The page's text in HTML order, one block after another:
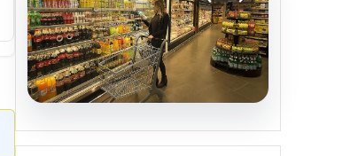
Enflasyon verileri ne